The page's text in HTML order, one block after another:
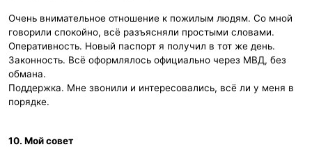
Очень внимательное отношение к пожилым людям. Со мной
говорили спокойно, всё разъясняли простыми словами.
Оперативность. Новый паспорт я получил в тот же день.
Законность. Всё оформлялось официально через МВД, без
обмана.
Поддержка. Мне звонили и интересовались, всё ли у меня в
порядке.
10. Мой совет